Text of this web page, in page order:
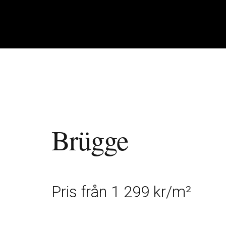
Produkten är slitstark och frostbeständig vilket gör att det
med tegel som markbeläggning och variationen är stor.
Brügge
Pris från 1 299 kr/m²